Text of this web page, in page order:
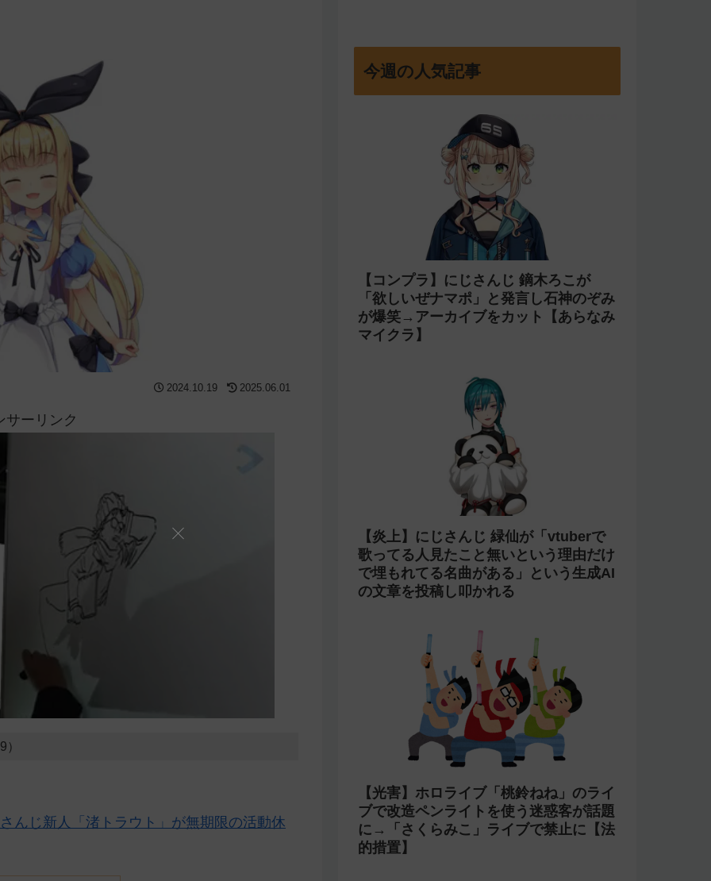
2024.10.19 2025.06.01
サーリンク
んじ新人「渚トラウト」が無期限の活動休
今週の人気記事
【コンプラ】にじさんじ 鏑木ろこが
「欲しいぜナマポ」と発言し石神のぞみ
が爆笑→アーカイブをカット【あらなみ
マイクラ】
【炎上】にじさんじ 緑仙が「vtuberで
歌ってる人見たこと無いという理由だけ
で埋もれてる名曲がある」という生成AI
の文章を投稿し叩かれる
【光害】ホロライブ「桃鈴ねね」のライ
ブで改造ペンライトを使う迷惑客が話題
に→「さくらみこ」ライブで禁止に【法
的措置】